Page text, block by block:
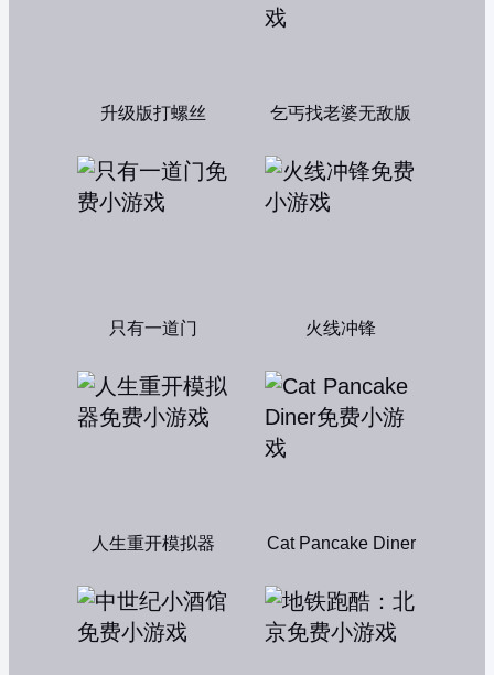
升级版打螺丝 乞丐找老婆无敌版
只有一道门 火线冲锋
人生重开模拟器 Cat Pancake Diner